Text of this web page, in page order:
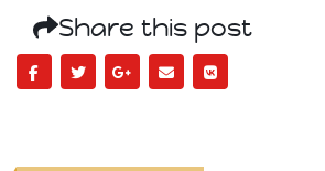
Share this post